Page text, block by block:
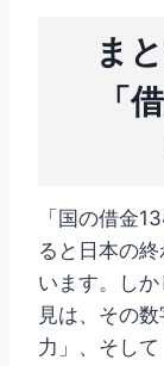
ま
「
「国の借金
ると日本の
います。し
見は、その
力」、そし